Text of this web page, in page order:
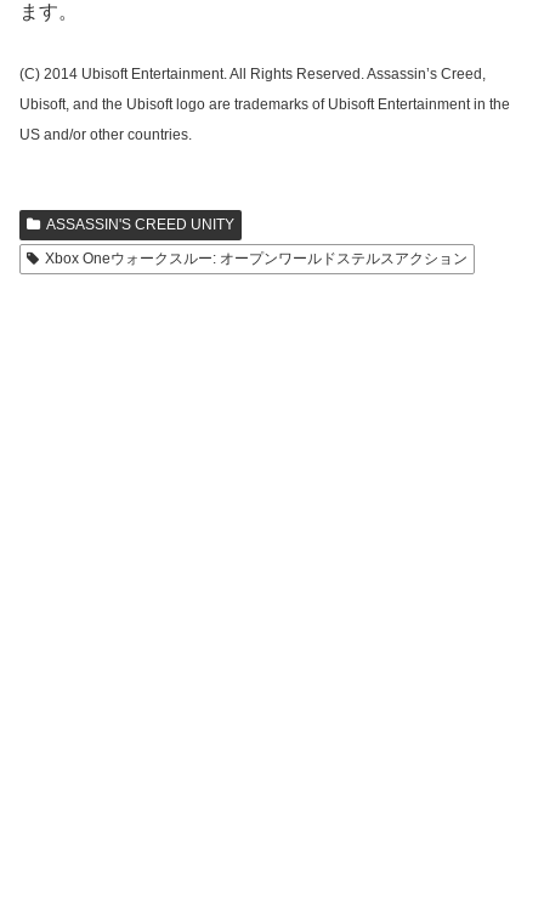
ます。
(C) 2014 Ubisoft Entertainment. All Rights Reserved. Assassin’s Creed,
Ubisoft, and the Ubisoft logo are trademarks of Ubisoft Entertainment in the
US and/or other countries.
ASSASSIN'S CREED UNITY
Xbox Oneウォークスルー: オープンワールドステルスアクション